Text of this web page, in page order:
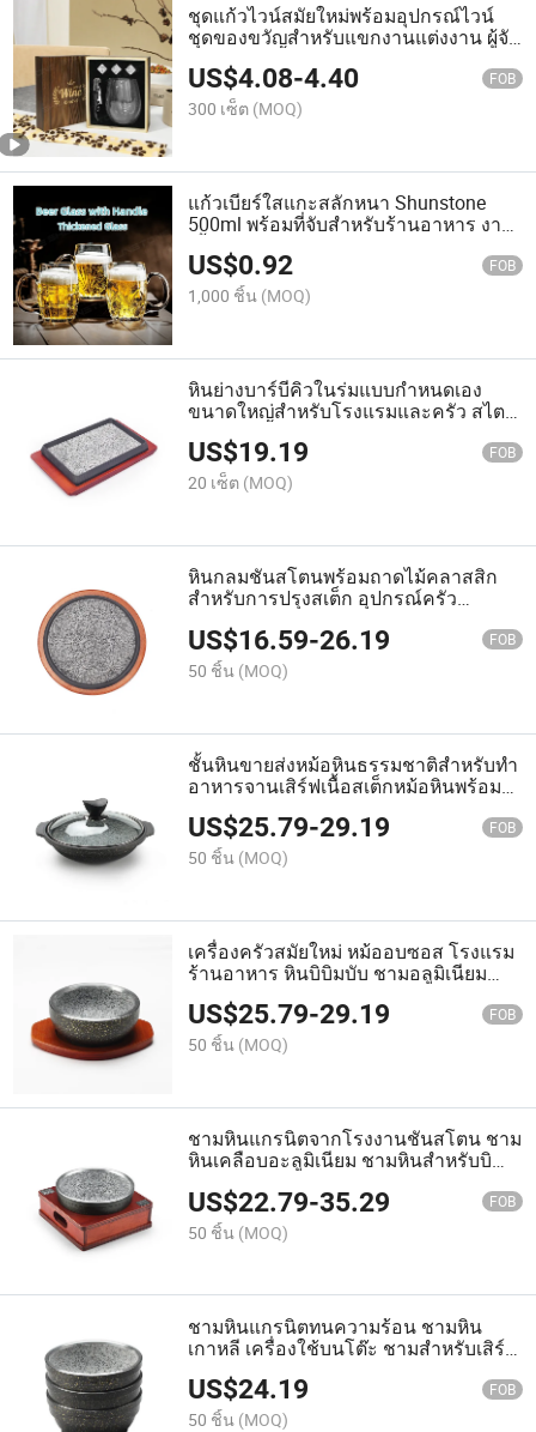
ชุดแก้วไวน์สมัยใหม่พร้อมอุปกรณ์ไวน์
ชุดของขวัญสำหรับแขกงานแต่งงาน ผู้จัด
จำหน่ายชุดของขวัญไวน์ ชุนสโตน
US$4.08-4.40 FOB
300 เซ็ต (MOQ)
แก้วเบียร์ใสแกะสลักหนา Shunstone
500ml พร้อมที่จับสำหรับร้านอาหาร งาน
เลี้ยง และบ้านเรือน
US$0.92 FOB
1,000 ชิ้น (MOQ)
หินย่างบาร์บีคิวในร่มแบบกำหนดเอง
ขนาดใหญ่สำหรับโรงแรมและครัว สไตล์
เกาหลีเรียบง่าย พร้อมถาดไม้ ชุนสโตน
US$19.19 FOB
20 เซ็ต (MOQ)
หินกลมชันสโตนพร้อมถาดไม้คลาสสิก
สำหรับการปรุงสเต็ก อุปกรณ์ครัว
และการรับประทานอาหาร
US$16.59-26.19 FOB
50 ชิ้น (MOQ)
ชั้นหินขายส่งหม้อหินธรรมชาติสำหรับทำ
อาหารจานเสิร์ฟเนื้อสเต็กหม้อหินพร้อม
ฝาแก้วทนความร้อน
US$25.79-29.19 FOB
50 ชิ้น (MOQ)
เครื่องครัวสมัยใหม่ หม้ออบซอส โรงแรม
ร้านอาหาร หินบิบิมบับ ชามอลูมิเนียม
เคลือบหินธรรมชาติ ผู้จัดจำหน่ายชุนส
โตน
US$25.79-29.19 FOB
50 ชิ้น (MOQ)
ชามหินแกรนิตจากโรงงานชันสโตน ชาม
หินเคลือบอะลูมิเนียม ชามหินสำหรับบิ
อาหาร
US$22.79-35.29 FOB
50 ชิ้น (MOQ)
ชามหินแกรนิตทนความร้อน ชามหิน
เกาหลี เครื่องใช้บนโต๊ะ ชามสำหรับเสิร์ฟ
อาหารเกาหลีและไทยในร้านอาหาร
US$24.19 FOB
50 ชิ้น (MOQ)